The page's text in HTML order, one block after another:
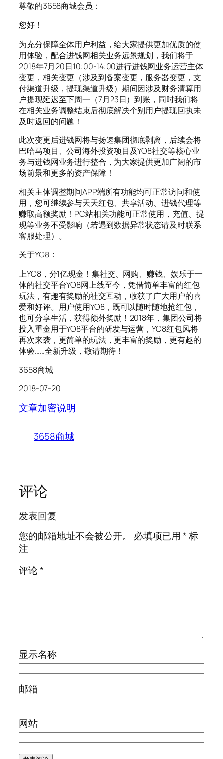
尊敬的3658商城会员：
您好！
为充分保障全体用户利益，给大家提供更加优质的使
用体验，配合进钱网相关业务远景规划，我们将于
2018年7月20日10:00-14:00进行进钱网业务运营主体
变更，相关变更（涉及到备案变更，服务器变更，支
付渠道升级，提现渠道升级）期间因涉及财务清算用
户提现延迟至下周一（7月23日）到账，同时我们将
在相关业务调整结束后彻底解决个别用户提现回执未
及时返回的问题！
此次变更后进钱网将与扬速集团彻底剥离，后续会将
巴哈马项目、公司海外投资项目及YO8社交等核心业
务与进钱网业务进行整合，为大家提供更加广阔的市
场前景和更多的资产保障！
相关主体调整期间APP端所有功能均可正常访问和使
用，您可继续参与天天红包、共享活动、进钱代理等
赚取高额奖励！PC站相关功能可正常使用，充值、提
现等业务不受影响（若遇到数据异常状态请及时联系
客服处理）。
关于YO8：
上YO8，分1亿现金！集社交、网购、赚钱、娱乐于一
体的社交平台YO8网上线至今，凭借简单丰富的红包
玩法，有趣有奖励的社交互动，收获了广大用户的喜
爱和好评。用户使用YO8，既可以随时随地抢红包，
也可分享生活，获得额外奖励！2018年，集团公司将
投入重金用于YO8平台的研发与运营，YO8红包风将
再次来袭，更简单的玩法，更丰富的奖励，更有趣的
体验……全新升级，敬请期待！
3658商城
2018-07-20
文章加密说明
3658商城
评论
发表回复
您的邮箱地址不会被公开。
必填项已用*标
注
评论*
显示名称
邮箱
网站